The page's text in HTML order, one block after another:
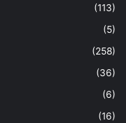
(113)
(5)
(258)
(36)
(6)
(16)